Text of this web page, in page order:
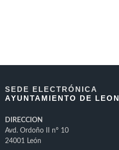
SEDE ELECTRÓNICA
AYUNTAMIENTO DE LEON
DIRECCION
Avd. Ordoño II nº 10
24001 León